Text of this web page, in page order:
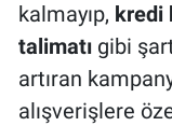
kalmayıp, kredi
talimatı gibi
artıran
alışverişlere